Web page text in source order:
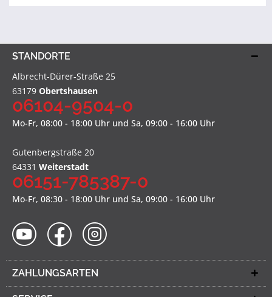
STANDORTE
Albrecht-Dürer-Straße 25
63179 Obertshausen
06104-9504-0
Mo-Fr, 08:00 - 18:00 Uhr und Sa, 09:00 - 16:00 Uhr
Gutenbergstraße 20
64331 Weiterstadt
06151-785387-0
Mo-Fr, 08:30 - 18:00 Uhr und Sa, 09:00 - 16:00 Uhr
ZAHLUNGSARTEN